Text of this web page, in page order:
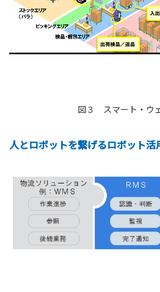
図３ スマート・ウ
人とロボットを繋げるロボット